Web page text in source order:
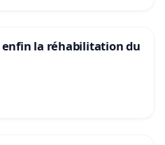
enfin la réhabilitation du